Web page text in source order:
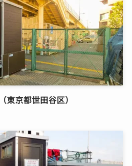
東京都世田谷区）